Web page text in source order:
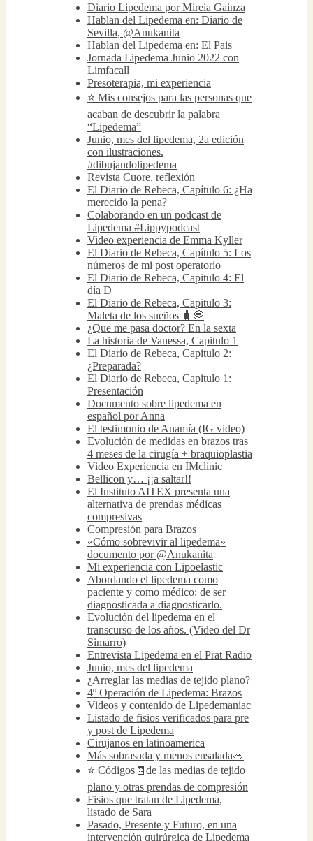
Diario Lipedema por Mireia Gainza
Hablan del Lipedema en: Diario de
Sevilla, @Anukanita
Hablan del Lipedema en: El Pais
Jornada Lipedema Junio 2022 con
Limfacall
Presoterapia, mi experiencia
⭐️ Mis consejos para las personas que
acaban de descubrir la palabra
“Lipedema”
Junio, mes del lipedema, 2a edición
con ilustraciones.
#dibujandolipedema
Revista Cuore, reflexión
El Diario de Rebeca, Capítulo 6: ¿Ha
merecido la pena?
Colaborando en un podcast de
Lipedema #Lippypodcast
Video experiencia de Emma Kyller
El Diario de Rebeca, Capítulo 5: Los
números de mi post operatorio
El Diario de Rebeca, Capitulo 4: El
día D
El Diario de Rebeca, Capitulo 3:
Maleta de los sueños 🧳💭
¿Que me pasa doctor? En la sexta
La historia de Vanessa, Capitulo 1
El Diario de Rebeca, Capitulo 2:
¿Preparada?
El Diario de Rebeca, Capitulo 1:
Presentación
Documento sobre lipedema en
español por Anna
El testimonio de Anamía (IG video)
Evolución de medidas en brazos tras
4 meses de la cirugía + braquioplastia
Video Experiencia en IMclinic
Bellicon y… ¡¡a saltar!!
El Instituto AITEX presenta una
alternativa de prendas médicas
compresivas
Compresión para Brazos
«Cómo sobrevivir al lipedema»
documento por @Anukanita
Mi experiencia con Lipoelastic
Abordando el lipedema como
paciente y como médico: de ser
diagnosticada a diagnosticarlo.
Evolución del lipedema en el
transcurso de los años. (Video del Dr
Simarro)
Entrevista Lipedema en el Prat Radio
Junio, mes del lipedema
¿Arreglar las medias de tejido plano?
4º Operación de Lipedema: Brazos
Videos y contenido de Lipedemaniac
Listado de fisios verificados para pre
y post de Lipedema
Cirujanos en latinoamerica
Más sobrasada y menos ensalada🥗
⭐️ Códigos🧾de las medias de tejido
plano y otras prendas de compresión
Fisios que tratan de Lipedema,
listado de Sara
Pasado, Presente y Futuro, en una
intervención quirúrgica de Lipedema